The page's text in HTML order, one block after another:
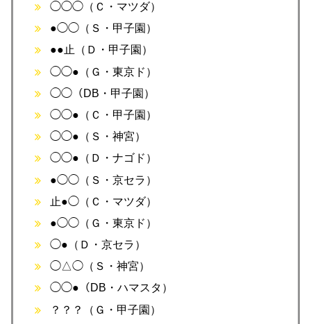
◯◯◯（Ｃ・マツダ）
●◯◯（Ｓ・甲子園）
●●止（Ｄ・甲子園）
◯◯●（Ｇ・東京ド）
◯◯（DB・甲子園）
◯◯●（Ｃ・甲子園）
◯◯●（Ｓ・神宮）
◯◯●（Ｄ・ナゴド）
●◯◯（Ｓ・京セラ）
止●◯（Ｃ・マツダ）
●◯◯（Ｇ・東京ド）
◯●（Ｄ・京セラ）
◯△◯（Ｓ・神宮）
◯◯●（DB・ハマスタ）
？？？（Ｇ・甲子園）